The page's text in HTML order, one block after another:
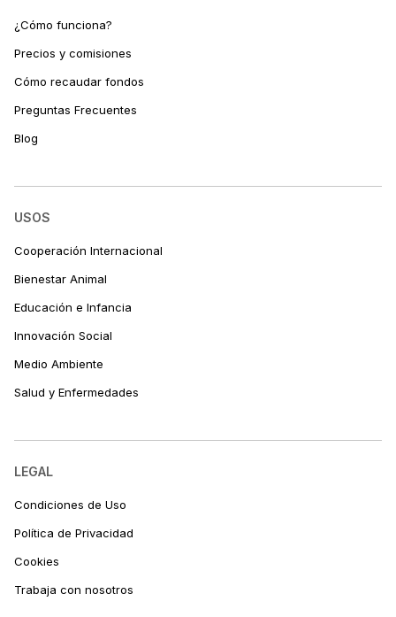
¿Cómo funciona?
Precios y comisiones
Cómo recaudar fondos
Preguntas Frecuentes
Blog
USOS
Cooperación Internacional
Bienestar Animal
Educación e Infancia
Innovación Social
Medio Ambiente
Salud y Enfermedades
LEGAL
Condiciones de Uso
Política de Privacidad
Cookies
Trabaja con nosotros